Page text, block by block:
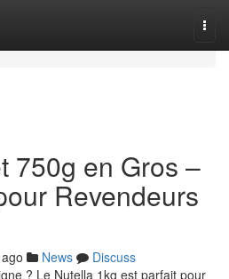
750g en Gros –
Revendeurs
News
Discuss
? Le Nutella 1kg est parfait pour